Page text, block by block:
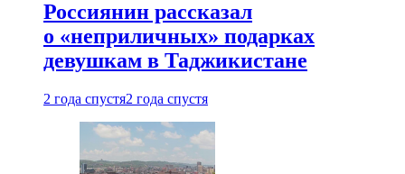
Россиянин рассказал
о «неприличных» подарках
девушкам в Таджикистане
2 года спустя2 года спустя